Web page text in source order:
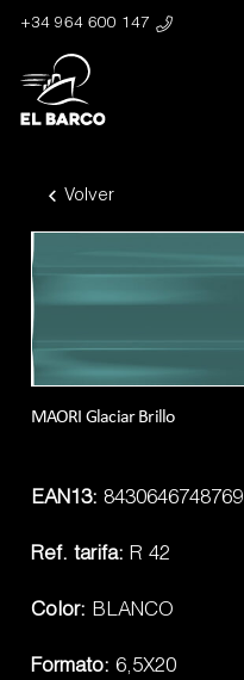
+34 964 600 147
Volver
MAORI Glaciar Brillo
EAN13: 8430646748769
Ref. tarifa: R 42
Color: BLANCO
Formato: 6,5X20